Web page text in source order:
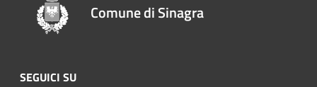
Comune di Sinagra
SEGUICI SU